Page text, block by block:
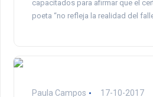
capacitados para afirmar que el
poeta “no refleja la realidad del
Paula Campos 17-10-2017